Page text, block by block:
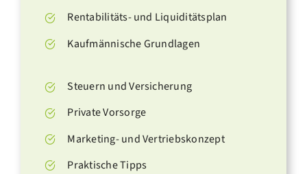
Rentabilitäts- und Liquiditätsplan
Kaufmännische Grundlagen
Steuern und Versicherung
Private Vorsorge
Marketing- und Vertriebskonzept
Praktische Tipps